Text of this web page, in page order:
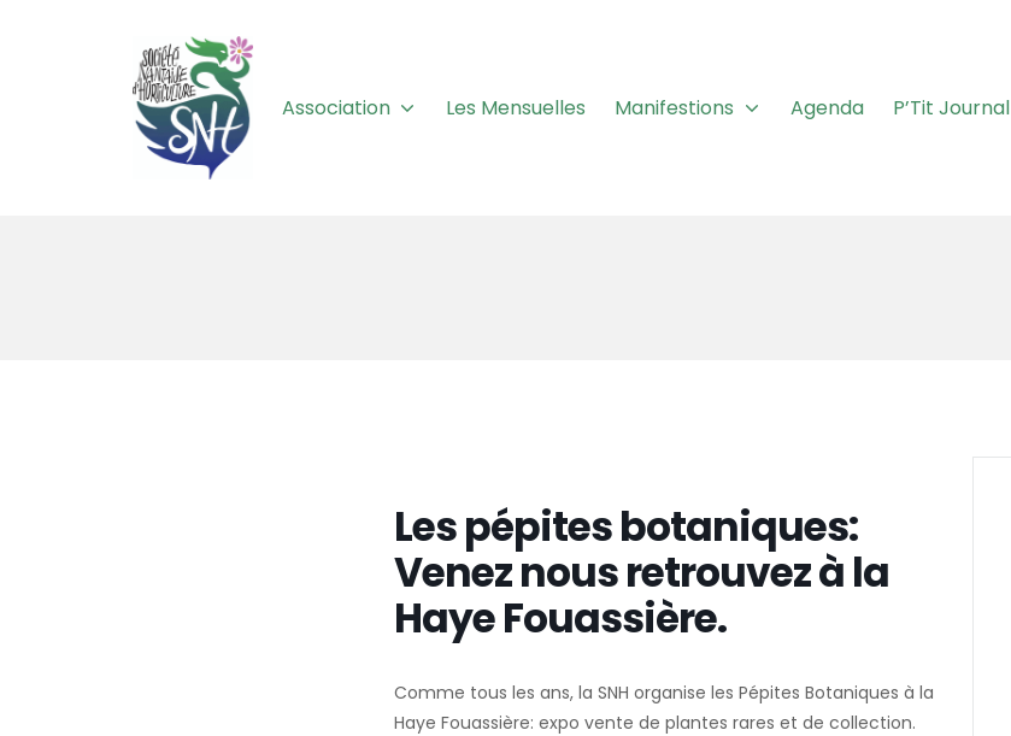
Association Les Mensuelles Manifestions Agenda P’Tit Journal
Les pépites botaniques:
Venez nous retrouvez à la
Haye Fouassière.
Comme tous les ans, la SNH organise les Pépites Botaniques à la
Haye Fouassière: expo vente de plantes rares et de collection.